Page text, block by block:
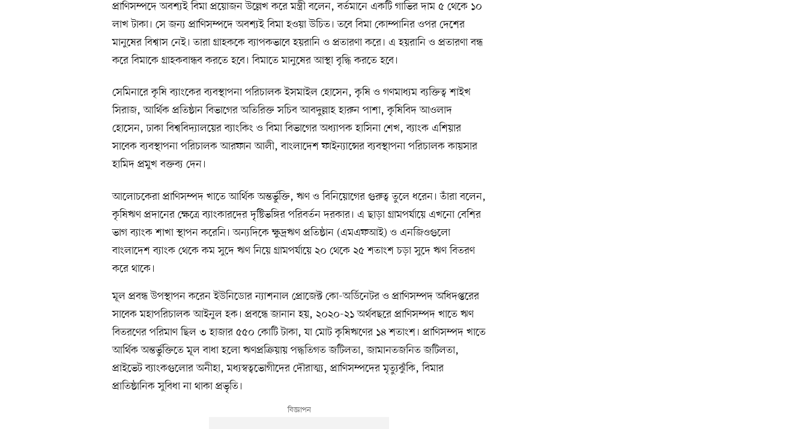
প্রাণিসম্পদে অবশ্যই বিমা প্রয়োজন উল্লেখ করে মন্ত্রী বলেন, বর্তমানে একটি গাভির দাম ৫ থেকে ১০
লাখ টাকা। সে জন্য প্রাণিসম্পদে অবশ্যই বিমা হওয়া উচিত। তবে বিমা কোম্পানির ওপর দেশের
মানুষের বিশ্বাস নেই। তারা গ্রাহককে ব্যাপকভাবে হয়রানি ও প্রতারণা করে। এ হয়রানি ও প্রতারণা বন্ধ
করে বিমাকে গ্রাহকবান্ধব করতে হবে। বিমাতে মানুষের আস্থা বৃদ্ধি করতে হবে।
সেমিনারে কৃষি ব্যাংকের ব্যবস্থাপনা পরিচালক ইসমাইল হোসেন, কৃষি ও গণমাধ্যম ব্যক্তিত্ব শাইখ
সিরাজ, আর্থিক প্রতিষ্ঠান বিভাগের অতিরিক্ত সচিব আবদুল্লাহ হারুন পাশা, কৃষিবিদ আওলাদ
হোসেন, ঢাকা বিশ্ববিদ্যালয়ের ব্যাংকিং ও বিমা বিভাগের অধ্যাপক হাসিনা শেখ, ব্যাংক এশিয়ার
সাবেক ব্যবস্থাপনা পরিচালক আরফান আলী, বাংলাদেশ ফাইন্যান্সের ব্যবস্থাপনা পরিচালক কায়সার
হামিদ প্রমুখ বক্তব্য দেন।
আলোচকেরা প্রাণিসম্পদ খাতে আর্থিক অন্তর্ভুক্তি, ঋণ ও বিনিয়োগের গুরুত্ব তুলে ধরেন। তাঁরা বলেন,
কৃষিঋণ প্রদানের ক্ষেত্রে ব্যাংকারদের দৃষ্টিভঙ্গির পরিবর্তন দরকার। এ ছাড়া গ্রামপর্যায়ে এখনো বেশির
ভাগ ব্যাংক শাখা স্থাপন করেনি। অন্যদিকে ক্ষুদ্রঋণ প্রতিষ্ঠান (এমএফআই) ও এনজিওগুলো
বাংলাদেশ ব্যাংক থেকে কম সুদে ঋণ নিয়ে গ্রামপর্যায়ে ২০ থেকে ২৫ শতাংশ চড়া সুদে ঋণ বিতরণ
করে থাকে।
মূল প্রবন্ধ উপস্থাপন করেন ইউনিডোর ন্যাশনাল প্রোজেক্ট কো-অর্ডিনেটর ও প্রাণিসম্পদ অধিদপ্তরের
সাবেক মহাপরিচালক আইনুল হক। প্রবন্ধে জানান হয়, ২০২০-২১ অর্থবছরে প্রাণিসম্পদ খাতে ঋণ
বিতরণের পরিমাণ ছিল ৩ হাজার ৫৫০ কোটি টাকা, যা মোট কৃষিঋণের ১৪ শতাংশ। প্রাণিসম্পদ খাতে
আর্থিক অন্তর্ভুক্তিতে মূল বাধা হলো ঋণপ্রক্রিয়ায় পদ্ধতিগত জটিলতা, জামানতজনিত জটিলতা,
প্রাইভেট ব্যাংকগুলোর অনীহা, মধ্যস্বত্বভোগীদের দৌরাত্ম্য, প্রাণিসম্পদের মৃত্যুঝুঁকি, বিমার
প্রাতিষ্ঠানিক সুবিধা না থাকা প্রভৃতি।